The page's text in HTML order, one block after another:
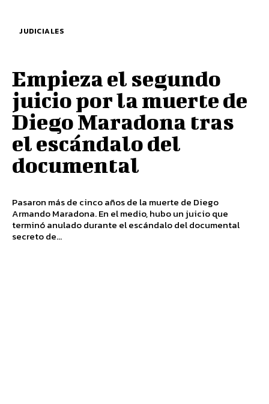
JUDICIALES
Empieza el segundo
juicio por la muerte de
Diego Maradona tras
el escándalo del
documental
Pasaron más de cinco años de la muerte de Diego
Armando Maradona. En el medio, hubo un juicio que
terminó anulado durante el escándalo del documental
secreto de...